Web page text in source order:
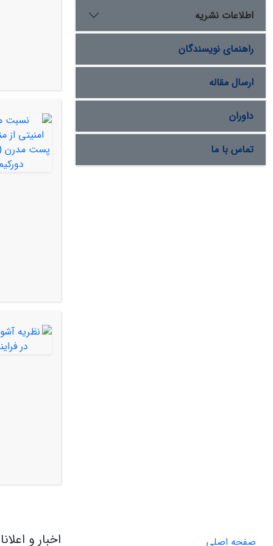
اطلاعات نشریه
راهنمای نویسندگان
ارسال مقاله
داوران
تماس با ما
صفحه اصلی اخبار و